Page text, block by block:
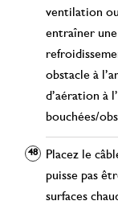
ventilation
entraîner une
obstacle à
d’aération à
bouchées/
Placez le
puisse pas
surfaces